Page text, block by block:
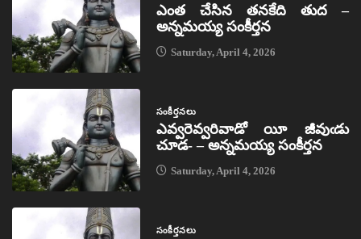
ఎంత చేసిన తనకేది తుద –
అన్నమయ్య సంకీర్తన
Saturday, April 4, 2026
సంకీర్తనలు
ఎవ్వరెవ్వరివాడో యీ జీవుఁడు
చూడ- – అన్నమయ్య సంకీర్తన
Saturday, April 4, 2026
సంకీర్తనలు